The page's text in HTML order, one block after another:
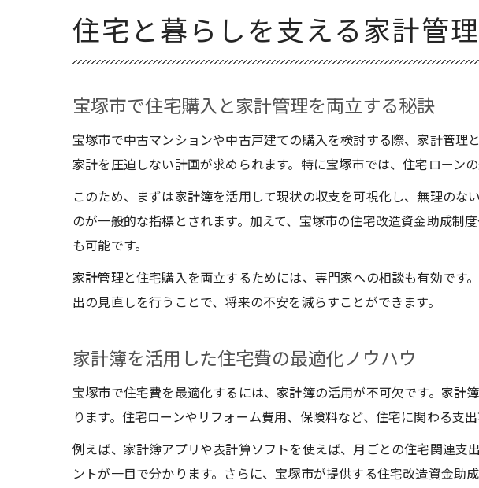
住宅と暮らしを支える家計管
宝塚市で住宅購入と家計管理を両立する秘訣
宝塚市で中古マンションや中古戸建ての購入を検討する際、家計管理
家計を圧迫しない計画が求められます。特に宝塚市では、住宅ローン
このため、まずは家計簿を活用して現状の収支を可視化し、無理の
のが一般的な指標とされます。加えて、宝塚市の住宅改造資金助成制
も可能です。
家計管理と住宅購入を両立するためには、専門家への相談も有効で
出の見直しを行うことで、将来の不安を減らすことができます。
家計簿を活用した住宅費の最適化ノウハウ
宝塚市で住宅費を最適化するには、家計簿の活用が不可欠です。家計
ります。住宅ローンやリフォーム費用、保険料など、住宅に関わる支
例えば、家計簿アプリや表計算ソフトを使えば、月ごとの住宅関連支
ントが一目で分かります。さらに、宝塚市が提供する住宅改造資金